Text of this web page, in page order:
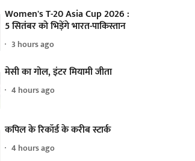
Women's T-20 Asia Cup 2026 :
5 सितंबर को भिड़ेंगे भारत-पाकिस्तान
3 hours ago
मेसी का गोल, इंटर मियामी जीता
4 hours ago
कपिल के रिकॉर्ड के करीब स्टार्क
4 hours ago